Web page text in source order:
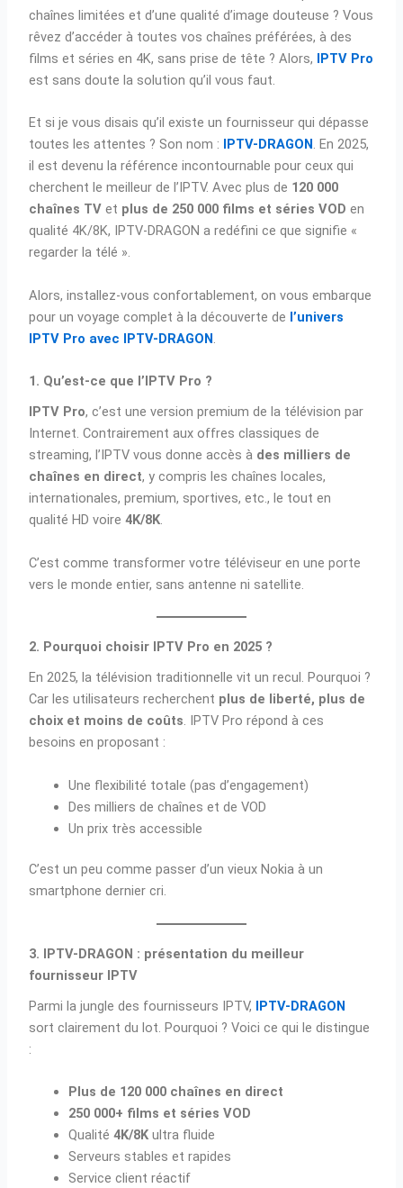
chaînes limitées et d’une qualité d’image douteuse ? Vous
rêvez d’accéder à toutes vos chaînes préférées, à des
films et séries en 4K, sans prise de tête ? Alors, IPTV Pro
est sans doute la solution qu’il vous faut.
Et si je vous disais qu’il existe un fournisseur qui dépasse
toutes les attentes ? Son nom :
IPTV-DRAGON . En 2025,
il est devenu la référence incontournable pour ceux qui
cherchent le meilleur de l’IPTV. Avec plus de 120 000
chaînes TV et plus de 250 000 films et séries VOD en
qualité 4K/8K, IPTV-DRAGON a redéfini ce que signifie «
regarder la télé ».
Alors, installez-vous confortablement, on vous embarque
pour un voyage complet à la découverte de l’univers
IPTV Pro avec IPTV-DRAGON.
1. Qu’est-ce que l’IPTV Pro ?
IPTV Pro, c’est une version premium de la télévision par
Internet. Contrairement aux offres classiques de
streaming, l’IPTV vous donne accès à des milliers de
chaînes en direct, y compris les chaînes locales,
internationales, premium, sportives, etc., le tout en
qualité HD voire4K/8K.
C’est comme transformer votre téléviseur en une porte
vers le monde entier, sans antenne ni satellite.
2. Pourquoi choisir IPTV Pro en 2025 ?
En 2025, la télévision traditionnelle vit un recul. Pourquoi ?
Car les utilisateurs recherchent plus de liberté, plus de
choix et moins de coûts. IPTV Pro répond à ces
besoins en proposant :
Une flexibilité totale (pas d’engagement)
Des milliers de chaînes et de VOD
Un prix très accessible
C’est un peu comme passer d’un vieux Nokia à un
smartphone dernier cri.
3. IPTV-DRAGON : présentation du meilleur
fournisseur IPTV
Parmi la jungle des fournisseurs IPTV, IPTV-DRAGON
sort clairement du lot. Pourquoi ? Voici ce qui le distingue
:
Plus de 120 000 chaînes en direct
250 000+ films et séries VOD
Qualité4K/8K ultra fluide
Serveurs stables et rapides
Service client réactif